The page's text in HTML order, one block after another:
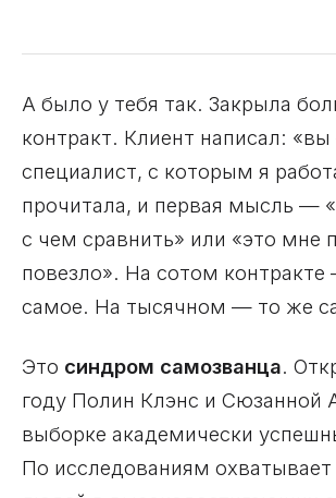
А было у тебя так. Закрыла
контракт. Клиент написал:
специалист, с которым я
прочитала, и первая мысль —
с чем сравнить» или «это мне
повезло». На сотом
самое. На тысячном — то же
Это синдром самозванца.
году Полин Клэнс и Сюзанной
выборке академически
По исследованиям охватывает